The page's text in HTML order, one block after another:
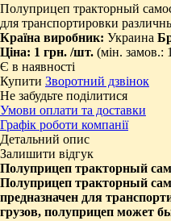
Полуприцеп тракторный
для транспортировки
Країна виробник: Украина
Ціна: 1 грн. /шт. (мін. замов.:
Є в наявності
Купити Зворотний дзвінок
Не забудьте поділитися
Умови оплати та доставки
Графік роботи компанії
Детальний опис
Залишити відгук
Полуприцеп тракторный
Полуприцеп тракторный
предназначен для
грузов, полуприцеп может